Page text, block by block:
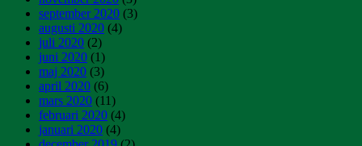
september 2020 (3)
augusti 2020 (4)
juli 2020 (2)
juni 2020 (1)
maj 2020 (3)
april 2020 (6)
mars 2020 (11)
februari 2020 (4)
januari 2020 (4)